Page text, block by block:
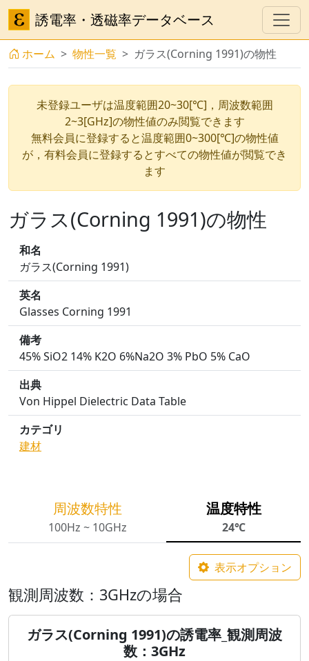
誘電率・透磁率データベース
ホーム 物性一覧 ガラス(Corning 1991)の物性
未登録ユーザは温度範囲20~30[℃]，周波数範囲
2~3[GHz]の物性値のみ閲覧できます
無料会員に登録すると温度範囲0~300[℃]の物性値
が，有料会員に登録するとすべての物性値が閲覧でき
ます
ガラス(Corning 1991)の物性
和名
ガラス(Corning 1991)
英名
Glasses Corning 1991
備考
45% SiO2 14% K2O 6%Na2O 3% PbO 5% CaO
出典
Von Hippel Dielectric Data Table
カテゴリ
建材
周波数特性
100Hz ~ 10GHz
温度特性
24℃
表示オプション
観測周波数：3GHzの場合
ガラス(Corning 1991)の誘電率_観測周波
数：3GHz